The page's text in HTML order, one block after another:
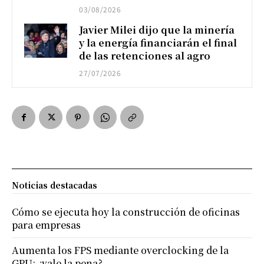
03/08/2026
Javier Milei dijo que la minería
y la energía financiarán el final
de las retenciones al agro
27/07/2026
Noticias destacadas
Cómo se ejecuta hoy la construcción de oficinas
para empresas
Aumenta los FPS mediante overclocking de la